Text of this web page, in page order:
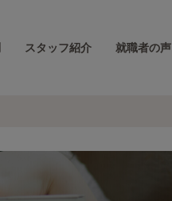
スタッフ紹介 就職者の声